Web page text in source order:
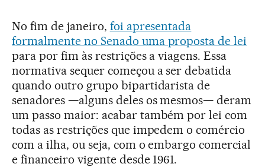
No fim de janeiro, foi apresentada
formalmente no Senado uma proposta de lei
para por fim às restrições a viagens. Essa
normativa sequer começou a ser debatida
quando outro grupo bipartidarista de
senadores —alguns deles os mesmos— deram
um passo maior: acabar também por lei com
todas as restrições que impedem o comércio
com a ilha, ou seja, com o embargo comercial
e financeiro vigente desde 1961.